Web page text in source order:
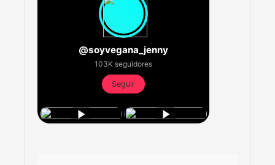
@soyvegana_jenny
103K seguidores
Seguir